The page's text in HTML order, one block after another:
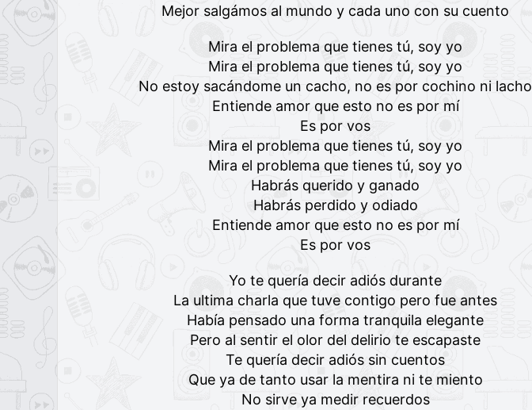
Mejor salgámos al mundo y cada uno con su cuento
Mira el problema que tienes tú, soy yo
Mira el problema que tienes tú, soy yo
No estoy sacándome un cacho, no es por cochino ni lacho
Entiende amor que esto no es por mí
Es por vos
Mira el problema que tienes tú, soy yo
Mira el problema que tienes tú, soy yo
Habrás querido y ganado
Habrás perdido y odiado
Entiende amor que esto no es por mí
Es por vos
Yo te quería decir adiós durante
La ultima charla que tuve contigo pero fue antes
Había pensado una forma tranquila elegante
Pero al sentir el olor del delirio te escapaste
Te quería decir adiós sin cuentos
Que ya de tanto usar la mentira ni te miento
No sirve ya medir recuerdos